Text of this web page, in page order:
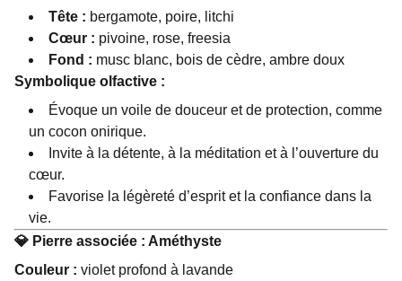
Tête : bergamote, poire, litchi
Cœur : pivoine, rose, freesia
Fond : musc blanc, bois de cèdre, ambre doux
Symbolique olfactive :
Évoque un voile de douceur et de protection, comme
un cocon onirique.
Invite à la détente, à la méditation et à l’ouverture du
cœur.
Favorise la légèreté d’esprit et la confiance dans la
vie.
💎 Pierre associée : Améthyste
Couleur : violet profond à lavande